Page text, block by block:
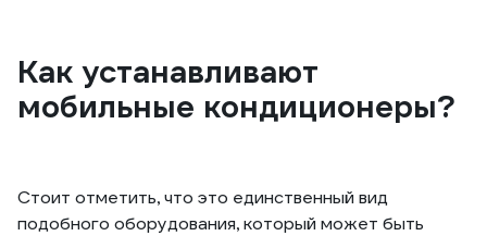
Как устанавливают
мобильные кондиционеры?
Стоит отметить, что это единственный вид
подобного оборудования, который может быть